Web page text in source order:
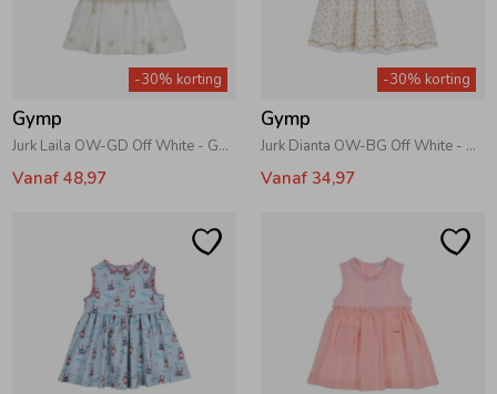
-30% korting
Gymp
Jurk Laila OW-GD Off White - Gold
Vanaf 48,97
-30% korting
Gymp
Jurk Dianta OW-BG Off White - Beige
Vanaf 34,97